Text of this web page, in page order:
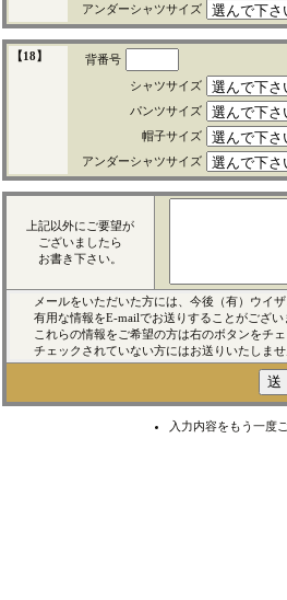
アンダーシャツサイズ
【18】
背番号
シャツサイズ
パンツサイズ
帽子サイズ
アンダーシャツサイズ
上記以外にご要望が
ございましたら
お書き下さい。
メールをいただいた方には、今後（有）ウイザ
有用な情報をE-mailでお送りすることがござい
これらの情報をご希望の方は右のボタンをチェ
チェックされていない方にはお送りいたしま
入力内容をもう一度